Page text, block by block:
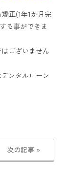
正(1年1か月完
る事ができま
ございません
ンタルローン
次の記事 »